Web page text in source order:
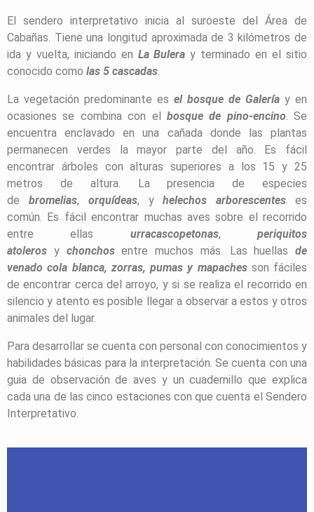
El sendero interpretativo inicia al suroeste del Área de
Cabañas. Tiene una longitud aproximada de 3 kilómetros de
ida y vuelta, iniciando en La Bulera y terminado en el sitio
conocido como las 5 cascadas.
La vegetación predominante es el bosque de Galería y en
ocasiones se combina con el bosque de pino-encino. Se
encuentra enclavado en una cañada donde las plantas
permanecen verdes la mayor parte del año. Es fácil
encontrar árboles con alturas superiores a los 15 y 25
metros de altura. La presencia de especies
de bromelias, orquídeas, yhelechos arborescentes es
común. Es fácil encontrar muchas aves sobre el recorrido
entre ellas urracascopetonas,periquitos
atoleros y chonchosentre muchos más. Las huellas de
venado cola blanca, zorras, pumas y mapachesson fáciles
de encontrar cerca del arroyo, y si se realiza el recorrido en
silencio y atento es posible llegar a observar a estos y otros
animales del lugar.
Para desarrollar se cuenta con personal con conocimientos y
habilidades básicas para la interpretación. Se cuenta con una
guia de observación de aves y un cuadernillo que explica
cada una de las cinco estaciones con que cuenta el Sendero
Interpretativo.